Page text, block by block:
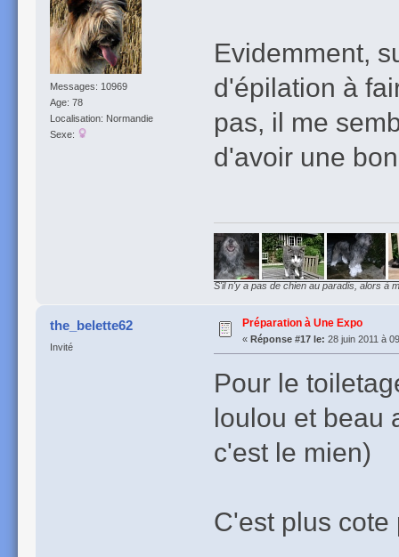
Messages: 10969
Age: 78
Localisation: Normandie
Sexe:
Evidemment,
d'épilation à
pas, il me
d'avoir une
S'il n'y a pas de chien au paradis, alors à
the_belette62
Invité
Préparation à Une Expo
« Réponse #17 le: 28 juin 2011 à
Pour le
loulou et beau
c'est le mien)
C'est plus